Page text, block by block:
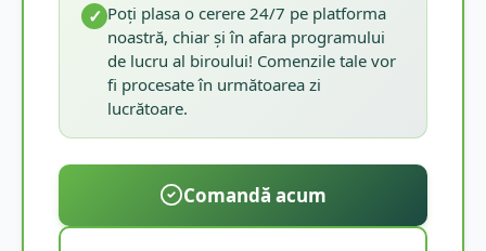
✓ Poți plasa o cerere 24/7 pe platforma
noastră, chiar și în afara programului
de lucru al biroului! Comenzile tale vor
fi procesate în următoarea zi
lucrătoare.
Comandă acum